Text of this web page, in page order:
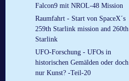
Falcon9 mit NROL-48 Mission
Raumfahrt - Start von SpaceX´s
259th Starlink mission and 260th
Starlink
UFO-Forschung - UFOs in
historischen Gemälden oder doch
nur Kunst? -Teil-20